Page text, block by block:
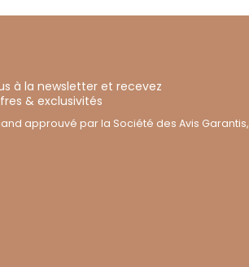
à la newsletter et recevez
& exclusivités
approuvé par la Société des Avis Garantis,